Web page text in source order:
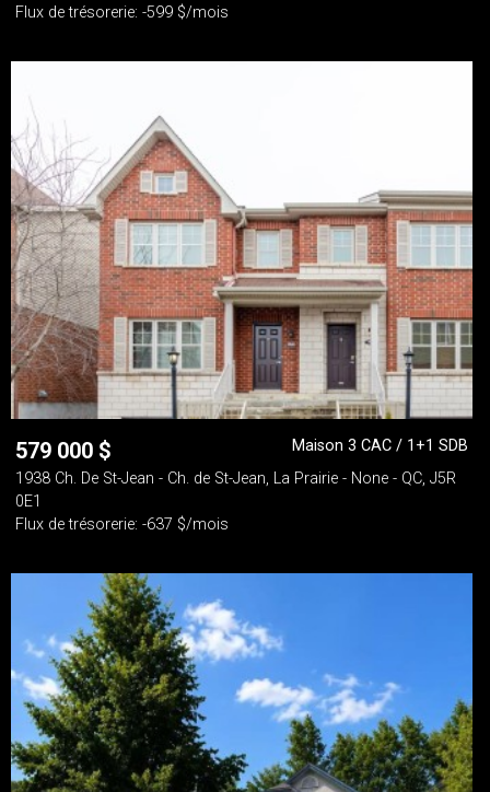
Flux de trésorerie: -599 $/mois
579 000 $
Maison 3 CAC / 1+1 SDB
1938 Ch. De St-Jean - Ch. de St-Jean, La Prairie - None - QC, J5R
0E1
Flux de trésorerie: -637 $/mois